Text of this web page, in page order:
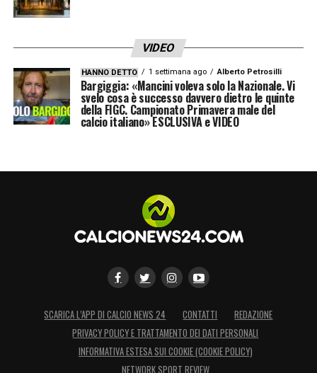
VIDEO
HANNO DETTO 1 settimana ago Alberto Petrosilli
Bargiggia: «Mancini voleva solo la Nazionale. Vi
svelo cosa è successo davvero dietro le quinte
della FIGC. Campionato Primavera male del
calcio italiano» ESCLUSIVA e VIDEO
SCARICA L’APP DI CALCIO NEWS 24 CONTATTI
REDAZIONE
PRIVACY POLICY E TRATTAMENTO DEI DATI PERSONALI
INFORMATIVA ESTESA SUI COOKIE (COOKIE POLICY)
NETWORK SPORT REVIEW